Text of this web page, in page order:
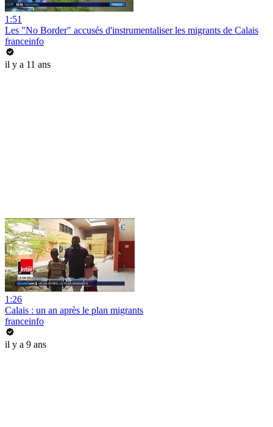
1:51
Les "No Border" accusés d'instrumentaliser les migrants de Calais
franceinfo
il y a 11 ans
1:26
Calais : un an après le plan migrants
franceinfo
il y a 9 ans